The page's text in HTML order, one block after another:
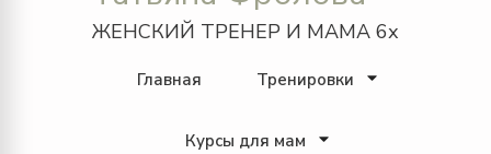
ЖЕНСКИЙ ТРЕНЕР И МАМА 6х
Главная Тренировки
Курсы для мам